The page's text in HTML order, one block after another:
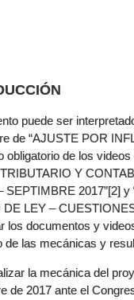
puede ser
de “AJUSTE POR
obligatorio de los
Y
SEPTIMBRE 2017”[2]
LEY –
los documentos y
de las mecánicas y
la mecánica del
de 2017 ante el